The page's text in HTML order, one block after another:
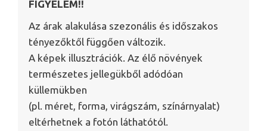
FIGYELEM!!
Az árak alakulása szezonális és időszakos
tényezőktől függően változik.
A képek illusztrációk. Az élő növények
természetes jellegükből adódóan
küllemükben
(pl. méret, forma, virágszám, színárnyalat)
eltérhetnek a fotón láthatótól.